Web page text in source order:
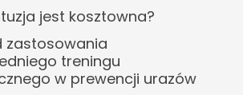
jest kosztowna?
zastosowania
treningu
w prewencji urazów